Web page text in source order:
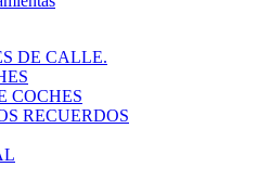
DE CALLE.
COCHES
RECUERDOS